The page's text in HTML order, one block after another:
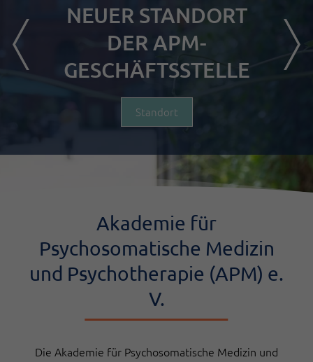
NEUER STANDORT
DER APM-
GESCHÄFTSSTELLE
Standort
Akademie für
Psychosomatische Medizin
und Psychotherapie (APM) e.
V.
Die Akademie für Psychosomatische Medizin und